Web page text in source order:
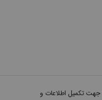
جهت تکمیل اطلاعات و